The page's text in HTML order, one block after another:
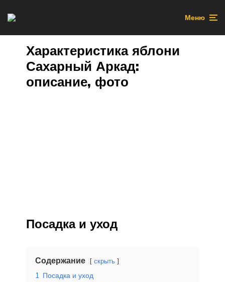
Меню
Характеристика яблони
Сахарный Аркад:
описание, фото
Посадка и уход
Содержание скрыть
1 Посадка и уход